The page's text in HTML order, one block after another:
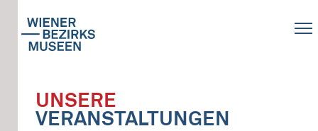
UNSERE
VERANSTALTUNGEN